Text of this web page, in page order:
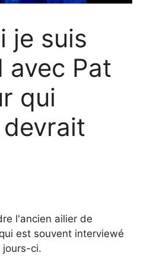
je suis
avec Pat
qui
l'ancien ailier de
est souvent interviewé
jours-ci.